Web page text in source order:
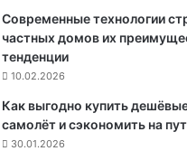
Современные технологии
частных домов их
тенденции
10.02.2026
Как выгодно купить
самолёт и сэкономить на
30.01.2026